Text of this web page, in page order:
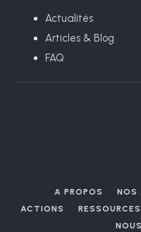
Actualités
Articles & Blog
FAQ
A PROPOS NOS
ACTIONS
RESSOURCES